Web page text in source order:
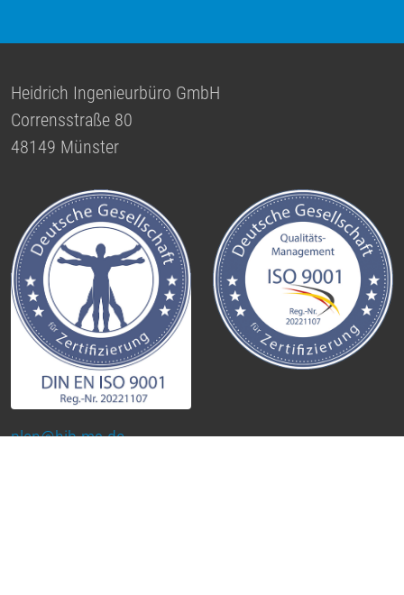
Heidrich Ingenieurbüro GmbH
Corrensstraße 80
48149 Münster
plan@hib-ms.de